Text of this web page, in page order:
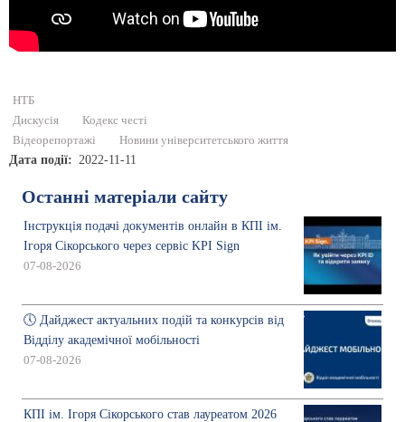
НТБ
Дискусія
Кодекс честі
Відеорепортажі
Новини університетського життя
Дата події 2022-11-11
Останні матеріали сайту
Інструкція подачі документів онлайн в КПІ ім.
Ігоря Сікорського через сервіс KPI Sign
07-08-2026
🕔 Дайджест актуальних подій та конкурсів від
Відділу академічної мобільності
07-08-2026
КПІ ім. Ігоря Сікорського став лауреатом 2026